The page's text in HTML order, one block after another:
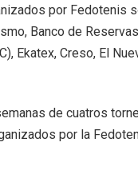
por Fedotenis
Banco de
Ekatex, Creso, El
de cuatros
por la